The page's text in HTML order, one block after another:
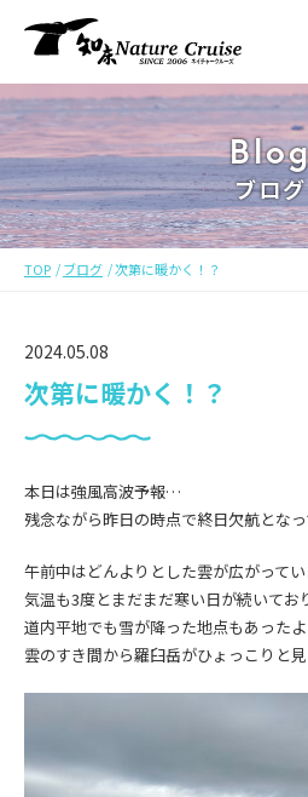
ブログ
TOP ブログ 次第に暖かく！？
2024.05.08
次第に暖かく！？
本日は強風高波予報…
残念ながら昨日の時点で終日欠航となっ
午前中はどんよりとした雲が広がってい
気温も3度とまだまだ寒い日が続いて
道内平地でも雪が降った地点もあったよ
雲のすき間から羅臼岳がひょっこりと見